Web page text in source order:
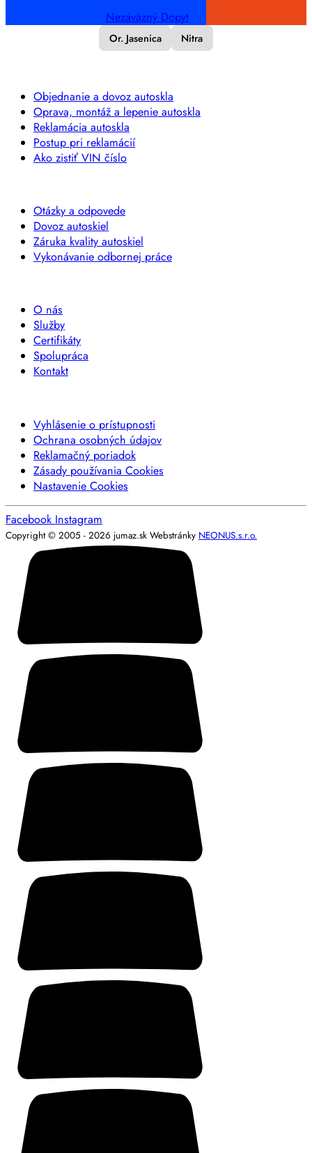
Nezáväzný Dopyt
Or. Jasenica Nitra
Objednanie a dovoz autoskla
Oprava, montáž a lepenie autoskla
Reklamácia autoskla
Postup pri reklamácií
Ako zistiť VIN číslo
Otázky a odpovede
Dovoz autoskiel
Záruka kvality autoskiel
Vykonávanie odbornej práce
O nás
Služby
Certifikáty
Spolupráca
Kontakt
Vyhlásenie o prístupnosti
Ochrana osobných údajov
Reklamačný poriadok
Zásady používania Cookies
Nastavenie Cookies
Facebook Instagram
Copyright © 2005 - 2026 jumaz.sk Webstránky NEONUS.s.r.o.